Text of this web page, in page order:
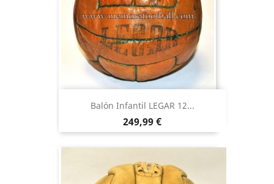
Balón Infantil LEGAR 12...
Precio
249,99 €